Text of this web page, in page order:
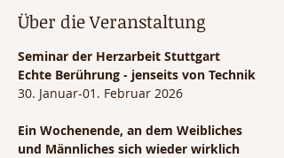
Über die Veranstaltung
Seminar der Herzarbeit Stuttgart
Echte Berührung - jenseits von Technik
30. Januar-01. Februar 2026
Ein Wochenende, an dem Weibliches
und Männliches sich wieder wirklich